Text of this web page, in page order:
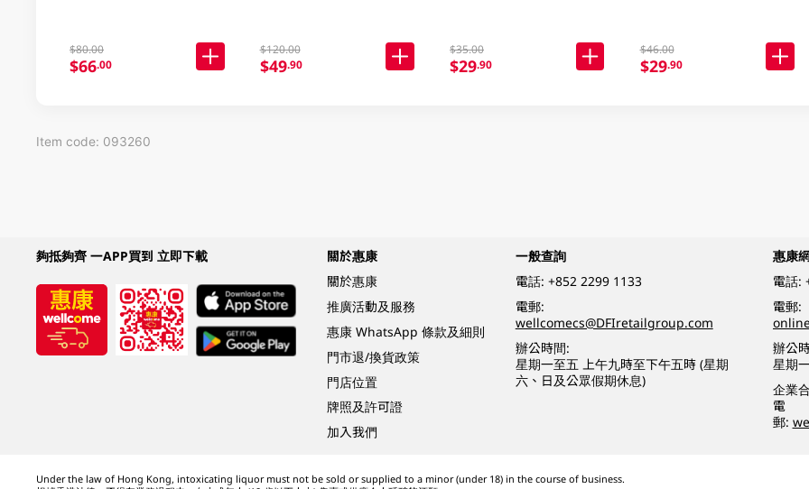
$80.00
$66.00
$120.00
$49.90
$35.00
$29.90
$46.00
$29.90
Item code: 093260
夠抵夠齊 一APP買到 立即下載
關於惠康
關於惠康
推廣活動及服務
惠康 WhatsApp 條款及細則
門市退/換貨政策
門店位置
牌照及許可證
加入我們
一般查詢
電話: +852 2299 1133
電郵:
wellcomecs@DFIretailgroup.com
辦公時間:
星期一至五 上午九時至下午五時 (星期
六、日及公眾假期休息)
惠康
電話:
電郵:
辦公
星期
企業
電
郵:
Under the law of Hong Kong, intoxicating liquor must not be sold or supplied to a minor (under 18) in the course of business.